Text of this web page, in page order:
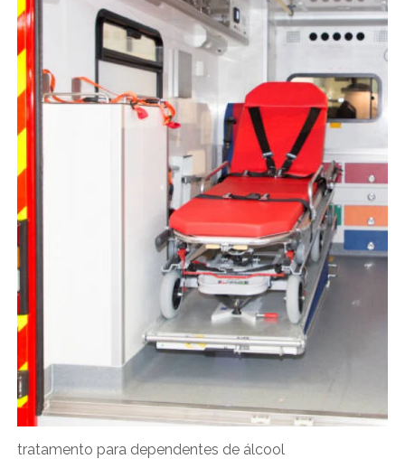
tratamento para dependentes de álcool